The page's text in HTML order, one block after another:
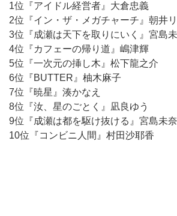
1位『アイドル経営者』大倉忠義
2位『イン・ザ・メガチャーチ』朝井
3位『成瀬は天下を取りにいく』宮島
4位『カフェーの帰り道』嶋津輝
5位『一次元の挿し木』松下龍之介
6位『BUTTER』柚木麻子
7位『暁星』湊かなえ
8位『汝、星のごとく』凪良ゆう
9位『成瀬は都を駆け抜ける』宮島未奈
10位『コンビニ人間』村田沙耶香